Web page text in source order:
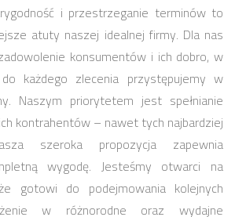
i przestrzeganie terminów to
atuty naszej idealnej firmy. Dla nas
konsumentów i ich dobro, w
każdego zlecenia przystępujemy w
Naszym priorytetem jest spełnianie
kontrahentów – nawet tych najbardziej
szeroka propozycja zapewnia
wygodę. Jesteśmy otwarci na
gotowi do podejmowania kolejnych
w różnorodne oraz wydajne